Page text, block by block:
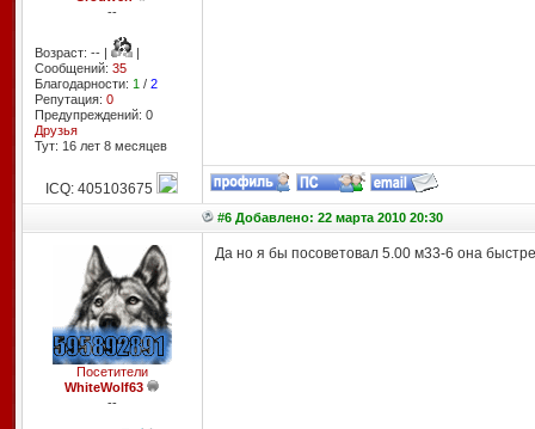
--
Возраст: -- |
|
Сообщений: 35
Благодарности: 1 / 2
Репутация: 0
Предупреждений: 0
Друзья
Тут: 16 лет 8 месяцев
ICQ: 405103675
#6 Добавлено: 22 марта 2010 20:30
Посетители
WhiteWolf63
--
Да но я бы посоветовал 5.00 м33-6 она